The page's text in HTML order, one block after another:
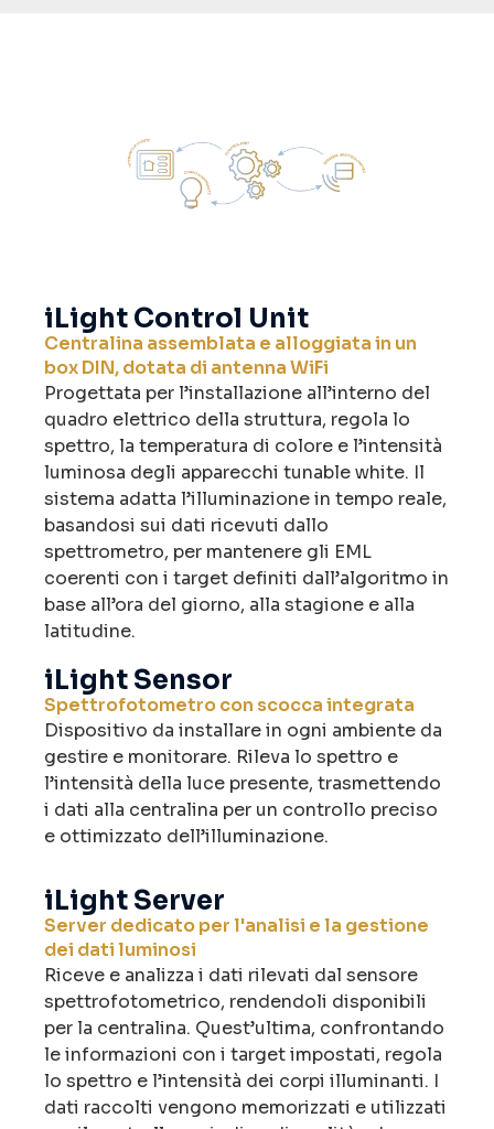
iLight Control Unit
Centralina assemblata e alloggiata in un
box DIN, dotata di antenna WiFi
Progettata per l’installazione all’interno del
quadro elettrico della struttura, regola lo
spettro, la temperatura di colore e l’intensità
luminosa degli apparecchi tunable white. Il
sistema adatta l’illuminazione in tempo reale,
basandosi sui dati ricevuti dallo
spettrometro, per mantenere gli EML
coerenti con i target definiti dall’algoritmo in
base all’ora del giorno, alla stagione e alla
latitudine.
iLight Sensor
Spettrofotometro con scocca integrata
Dispositivo da installare in ogni ambiente da
gestire e monitorare. Rileva lo spettro e
l’intensità della luce presente, trasmettendo
i dati alla centralina per un controllo preciso
e ottimizzato dell’illuminazione.
iLight Server
Server dedicato per l'analisi e la gestione
dei dati luminosi
Riceve e analizza i dati rilevati dal sensore
spettrofotometrico, rendendoli disponibili
per la centralina. Quest’ultima, confrontando
le informazioni con i target impostati, regola
lo spettro e l’intensità dei corpi illuminanti. I
dati raccolti vengono memorizzati e utilizzati